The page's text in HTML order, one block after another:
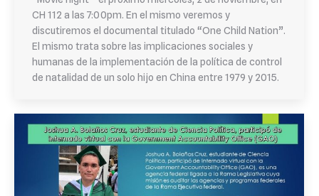
CH 112 a las 7:00pm. En el mismo veremos y
discutiremos el documental titulado “One Child Nation”.
El mismo trata sobre las implicaciones sociales y
humanas de la implementación de la política de control
de natalidad de un solo hijo en China entre 1979 y 2015.